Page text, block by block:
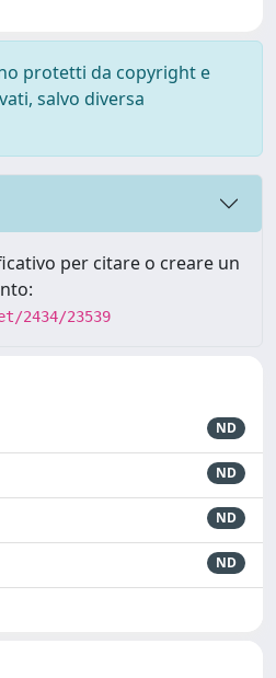
protetti da copyright e
salvo diversa
per citare o creare un
2434/23539
ND
ND
ND
ND